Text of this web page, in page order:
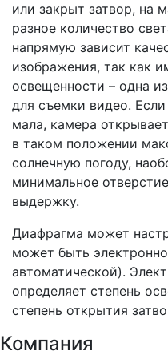
или закрыт затвор, на
разное количество
напрямую зависит
изображения, так как
освещенности – одна
для съемки видео.
мала, камера
в таком положении
солнечную погоду,
минимальное
выдержку.
Диафрагма может
может быть
автоматической).
определяет степень
степень открытия
Компания